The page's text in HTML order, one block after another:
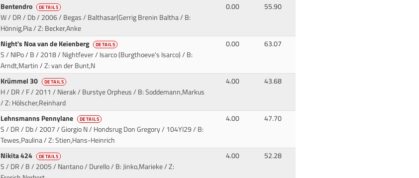
Bentendro DETAILS
W / DR / Db / 2006 / Begas / Balthasar(Gerrig Brenin Baltha/ B:
Hönnig,Pia / Z: Becker,Anke
0.00 55.90
Night's Noa van de Keienberg DETAILS
S / NIPo / B / 2018 / Nightfever / Isarco (Burgthoeve's Isarco)/ B:
Arndt,Martin / Z: van der Bunt,N
0.00 63.07
Krümmel 30 DETAILS
H / DR / F / 2011 / Nierak / Burstye Orpheus/ B: Soddemann,Markus
/ Z: Hölscher,Reinhard
4.00 43.68
Lehnsmanns Pennylane DETAILS
S / DR / Db / 2007 / Giorgio N / Hondsrug Don Gregory/ 104YI29 / B:
Tewes,Paulina / Z: Stien,Hans-Heinrich
4.00 47.70
Nikita 424 DETAILS
S / DR / B / 2005 / Nantano / Durello/ B: Jinko,Marieke / Z:
4.00 52.28